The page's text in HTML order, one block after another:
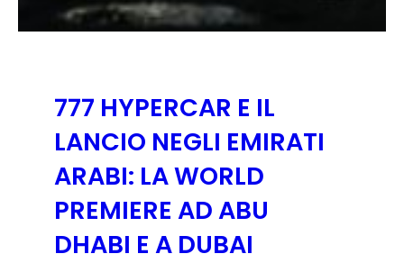
777 HYPERCAR E IL
LANCIO NEGLI EMIRATI
ARABI: LA WORLD
PREMIERE AD ABU
DHABI E A DUBAI